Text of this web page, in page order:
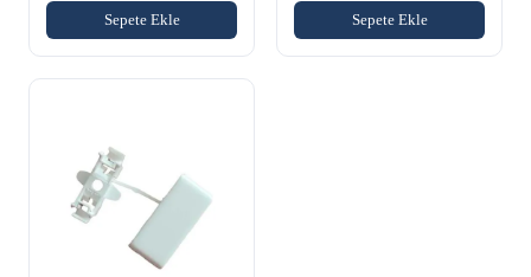
Sepete Ekle Sepete Ekle